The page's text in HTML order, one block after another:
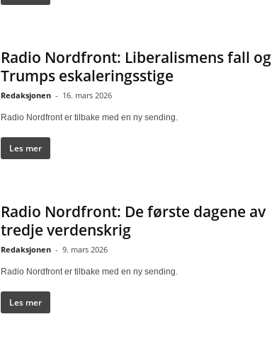
Radio Nordfront: Liberalismens fall og
Trumps eskaleringsstige
Redaksjonen - 16. mars 2026
Radio Nordfront er tilbake med en ny sending.
Les mer
Radio Nordfront: De første dagene av
tredje verdenskrig
Redaksjonen - 9. mars 2026
Radio Nordfront er tilbake med en ny sending.
Les mer